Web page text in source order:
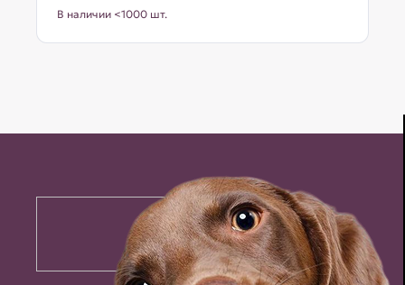
В наличии <1000 шт.